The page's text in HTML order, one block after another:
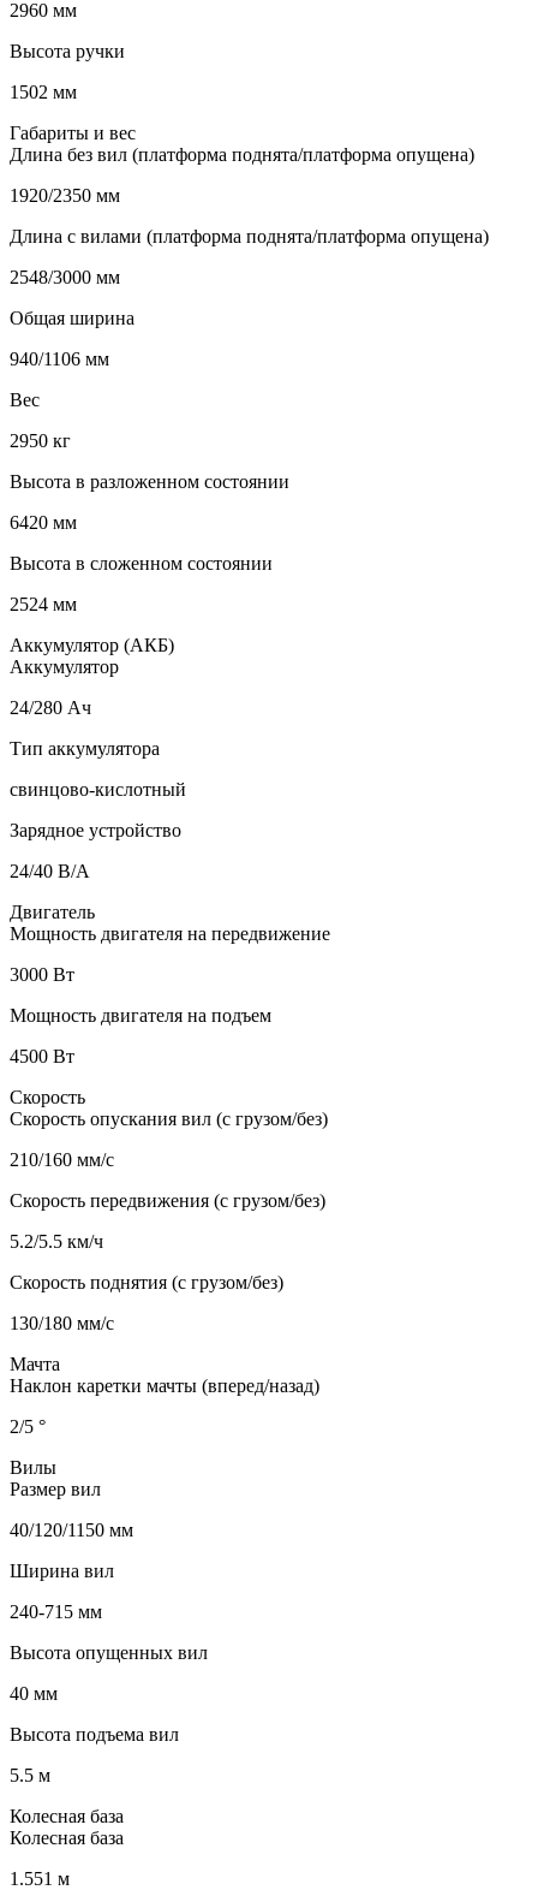
2960 мм
Высота ручки
1502 мм
Габариты и вес
Длина без вил (платформа поднята/платформа опущена)
1920/2350 мм
Длина с вилами (платформа поднята/платформа опущена)
2548/3000 мм
Общая ширина
940/1106 мм
Вес
2950 кг
Высота в разложенном состоянии
6420 мм
Высота в сложенном состоянии
2524 мм
Аккумулятор (АКБ)
Аккумулятор
24/280 Ач
Тип аккумулятора
свинцово-кислотный
Зарядное устройство
24/40 В/А
Двигатель
Мощность двигателя на передвижение
3000 Вт
Мощность двигателя на подъем
4500 Вт
Скорость
Скорость опускания вил (с грузом/без)
210/160 мм/с
Скорость передвижения (с грузом/без)
5.2/5.5 км/ч
Скорость поднятия (с грузом/без)
130/180 мм/с
Мачта
Наклон каретки мачты (вперед/назад)
2/5 °
Вилы
Размер вил
40/120/1150 мм
Ширина вил
240-715 мм
Высота опущенных вил
40 мм
Высота подъема вил
5.5 м
Колесная база
Колесная база
1.551 м